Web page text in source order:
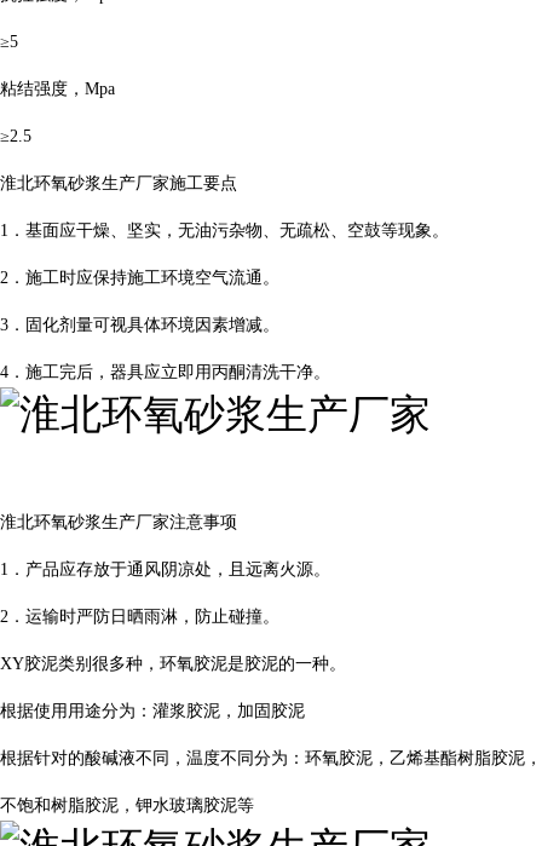
≥5
粘结强度，Mpa
≥2.5
淮北环氧砂浆生产厂家施工要点
1．基面应干燥、坚实，无油污杂物、无疏松、空鼓等现象。
2．施工时应保持施工环境空气流通。
3．固化剂量可视具体环境因素增减。
4．施工完后，器具应立即用丙酮清洗干净。
淮北环氧砂浆生产厂家注意事项
1．产品应存放于通风阴凉处，且远离火源。
2．运输时严防日晒雨淋，防止碰撞。
XY胶泥类别很多种，环氧胶泥是胶泥的一种。
根据使用用途分为：灌浆胶泥，加固胶泥
根据针对的酸碱液不同，温度不同分为：环氧胶泥，乙烯基酯树脂胶泥，
不饱和树脂胶泥，钾水玻璃胶泥等